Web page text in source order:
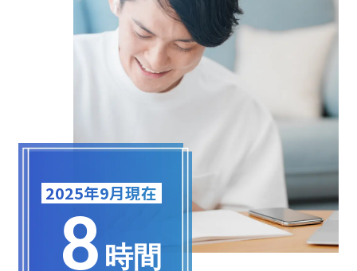
2025年9月現在
8 時間